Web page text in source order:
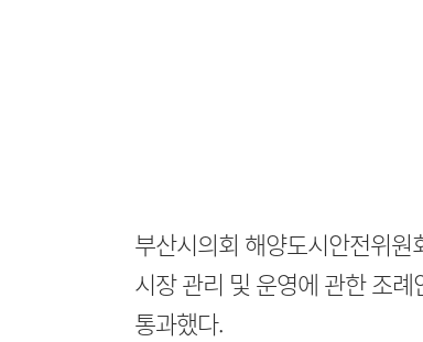
부산시의회 해양도시안전위
시장 관리 및 운영에 관한 조
통과했다.